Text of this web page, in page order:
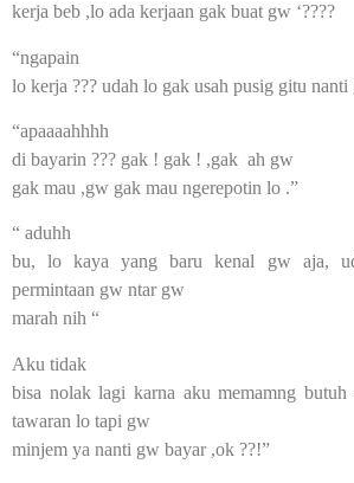
kerja beb ,lo ada kerjaan gak buat gw ‘????
“ngapain
lo kerja ??? udah lo gak usah pusig gitu
“apaaaahhhh
di bayarin ??? gak ! gak ! ,gak ah gw
gak mau ,gw gak mau ngerepotin lo .”
“ aduhh
bu, lo kaya yang baru kenal gw aja,
permintaan gw ntar gw
marah nih “
Aku tidak
bisa nolak lagi karna aku memamng
tawaran lo tapi gw
minjem ya nanti gw bayar ,ok ??!”